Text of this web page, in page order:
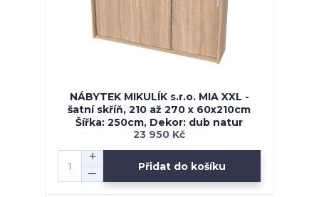
NÁBYTEK MIKULÍK s.r.o. MIA XXL -
šatní skříň, 210 až 270 x 60x210cm
Šířka: 250cm, Dekor: dub natur
23 950 Kč
Přidat do košíku